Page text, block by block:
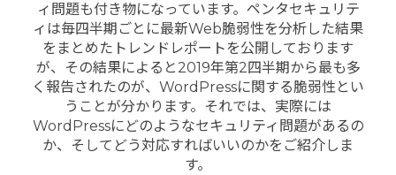
ィ問題も付き物になっています。ペンタセキュリテ
ィは毎四半期ごとに最新Web脆弱性を分析した結果
をまとめたトレンドレポートを公開しております
が、その結果によると2019年第2四半期から最も多
く報告されたのが、WordPressに関する脆弱性とい
うことが分かります。それでは、実際には
WordPressにどのようなセキュリティ問題があるの
か、そしてどう対応すればいいのかをご紹介しま
す。